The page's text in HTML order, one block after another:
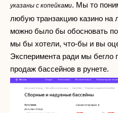
указаны с копейками. Мы то
любую транзакцию казино
можно было бы обосновать
мы бы хотели, что-бы и вы
Эксперимента ради мы бегло
продаж бассейнов в рунете.